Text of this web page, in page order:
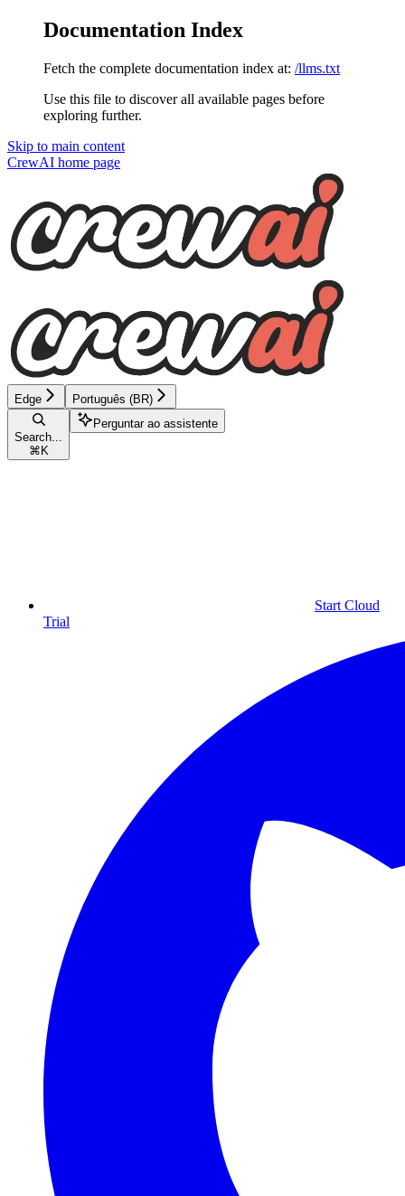
Documentation Index
Fetch the complete documentation index at: /llms.txt
Use this file to discover all available pages before
exploring further.
Skip to main content
CrewAI home page
Edge Português (BR)
Search...
⌘ K
Perguntar ao assistente
Start Cloud
Trial